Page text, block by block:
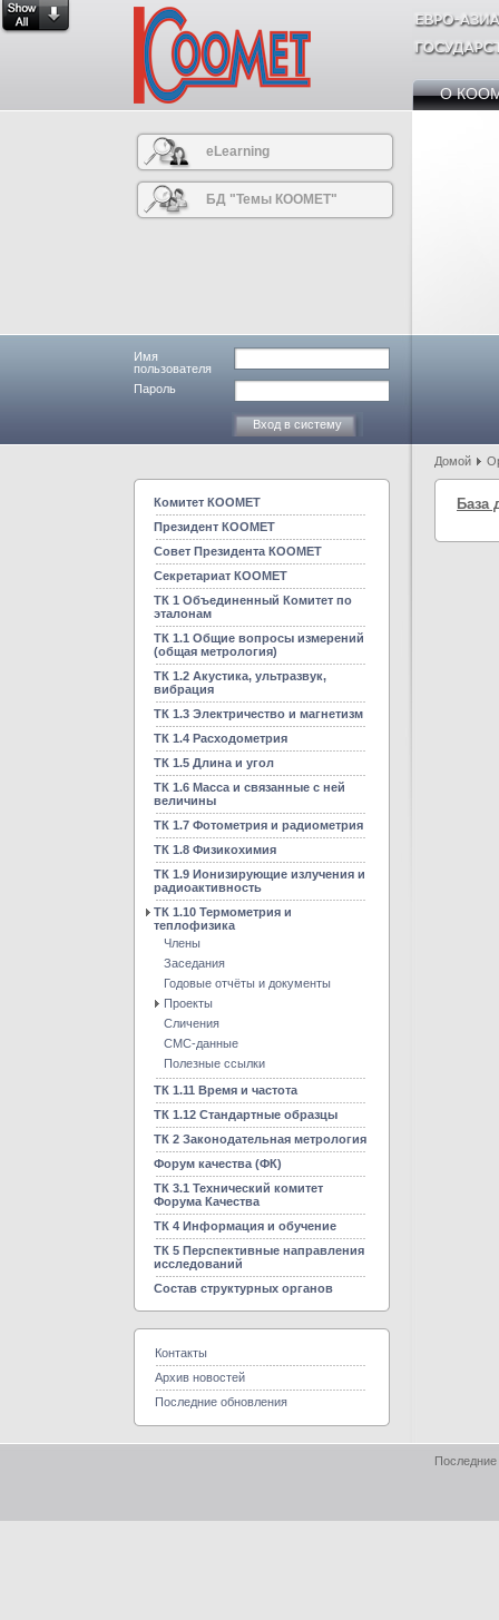
О
eLearning
БД "Темы КООМЕТ"
Имя
пользователя
Пароль
Домой
Комитет КООМЕТ
Президент КООМЕТ
Совет Президента КООМЕТ
Секретариат КООМЕТ
ТК 1 Объединенный Комитет по
эталонам
ТК 1.1 Общие вопросы измерений
(общая метрология)
ТК 1.2 Акустика, ультразвук,
вибрация
ТК 1.3 Электричество и магнетизм
ТК 1.4 Расходометрия
ТК 1.5 Длина и угол
ТК 1.6 Масса и связанные с ней
величины
ТК 1.7 Фотометрия и радиометрия
ТК 1.8 Физикохимия
ТК 1.9 Ионизирующие излучения и
радиоактивность
ТК 1.10 Термометрия и
теплофизика
Члены
Заседания
Годовые отчёты и документы
Проекты
Сличения
CMC-данные
Полезные ссылки
ТК 1.11 Время и частота
ТК 1.12 Стандартные образцы
ТК 2 Законодательная метрология
Форум качества (ФК)
ТК 3.1 Технический комитет
Форума Качества
ТК 4 Информация и обучение
ТК 5 Перспективные направления
исследований
Состав структурных органов
Контакты
Архив новостей
Последние обновления
База